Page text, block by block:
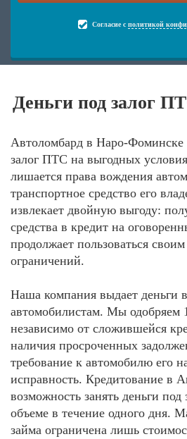
Согласие с политикой
Деньги под залог
Автоломбард в Наро-Фоминске
залог ПТС на выгодных
лишается права вождения
транспортное средство его
извлекает двойную выгоду:
средства в кредит на
продолжает пользоваться
ограничений.
Наша компания выдает деньги
автомобилистам. Мы одобряем
независимо от сложившейся
наличия просроченных
требование к автомобилю его
исправность. Кредитование в
возможность занять деньги под
объеме в течение одного дня.
займа ограничена лишь